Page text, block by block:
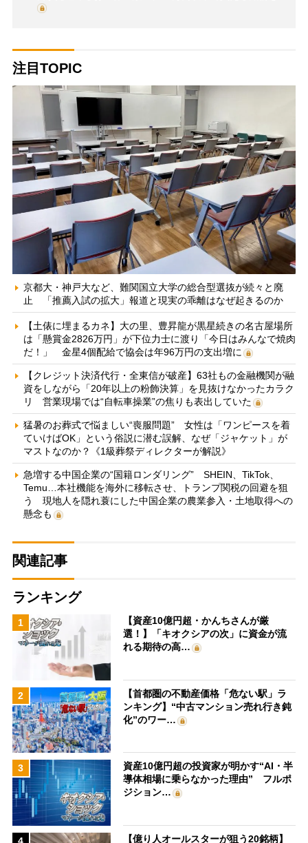
注目TOPIC
京都大・神戸大など、難関国立大学の総合型選抜が続々と廃
止 「推薦入試の拡大」報道と現実の乖離はなぜ起きるのか
【土俵に埋まるカネ】大の里、豊昇龍が黒星続きの名古屋場所
は「懸賞金2826万円」が下位力士に渡り「今日はみんなで焼肉
だ！」 金星4個配給で協会は年96万円の支出増に
【クレジット決済代行・全東信が破産】63社もの金融機関が融
資をしながら「20年以上の粉飾決算」を見抜けなかったカラク
リ 営業現場では“自転車操業”の焦りも表出していた
猛暑のお葬式で悩ましい“喪服問題” 女性は「ワンピースを着
ていけばOK」という俗説に潜む誤解、なぜ「ジャケット」が
マストなのか？《1級葬祭ディレクターが解説》
急増する中国企業の“国籍ロンダリング” SHEIN、TikTok、
Temu…本社機能を海外に移転させ、トランプ関税の回避を狙
う 現地人を隠れ蓑にした中国企業の農業参入・土地取得への
懸念も
関連記事
ランキング
1
【資産10億円超・かんちさんが厳
選！】「キオクシアの次」に資金が流
れる期待の高…
2
【首都圏の不動産価格「危ない駅」ラ
ンキング】“中古マンション売れ行き鈍
化”のワー…
3
資産10億円超の投資家が明かす“AI・半
導体相場に乗らなかった理由” フルポ
ジション…
4 【億り人オールスターが狙う20銘柄】